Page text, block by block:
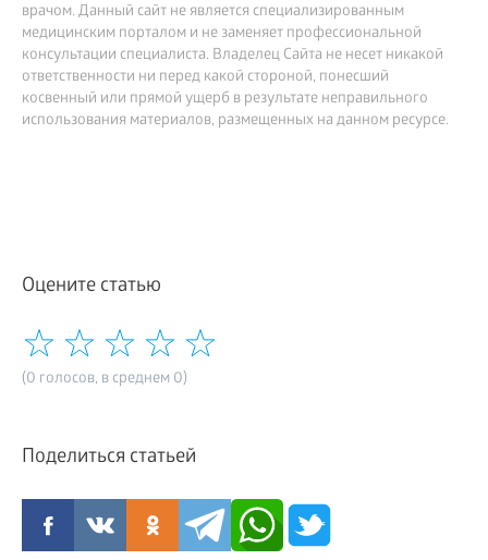
врачом. Данный сайт не является специализированным
медицинским порталом и не заменяет профессиональной
консультации специалиста. Владелец Сайта не несет никакой
ответственности ни перед какой стороной, понесший
косвенный или прямой ущерб в результате неправильного
использования материалов, размещенных на данном ресурсе.
Оцените статью
(0 голосов, в среднем 0)
Поделиться статьей